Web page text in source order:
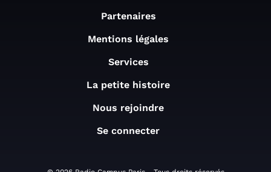
Partenaires
Mentions légales
Services
La petite histoire
Nous rejoindre
Se connecter